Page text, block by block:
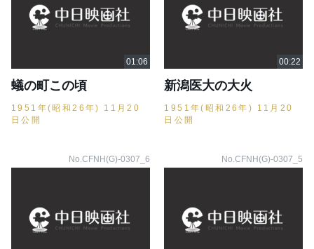
蟻の町この頃
1951年(昭和26年) 11月20
日公開
新潟医大の大火
1951年(昭和26年) 11月20
日公開
No.CFNH(G)-0307_6 No.CFNH(G)-0307_5